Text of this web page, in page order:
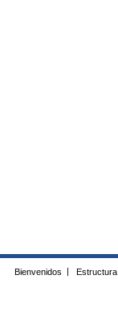
Bienvenidos Estructura